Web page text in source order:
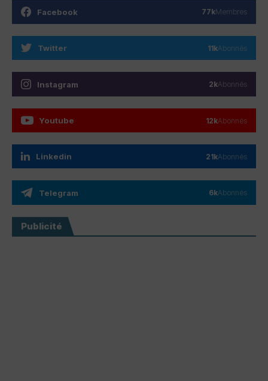
Facebook 77kMembres
Twitter 11kAbonnés
Instagram 2kAbonnés
Youtube 12kAbonnés
Linkedin 21kAbonnés
Telegram 6kAbonnés
Publicité